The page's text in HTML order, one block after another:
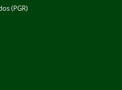
(PGR)